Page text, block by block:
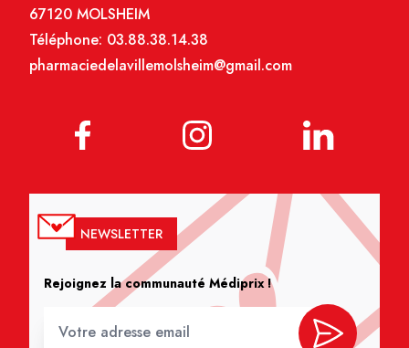
67120 MOLSHEIM
Téléphone: 03.88.38.14.38
pharmaciedelavillemolsheim@gmail.com
NEWSLETTER
Rejoignez la communauté Médiprix !